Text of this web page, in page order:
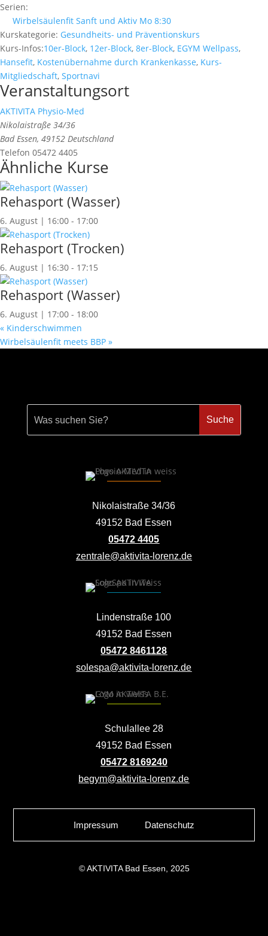
Serien:
Wirbelsäulenfit Sanft und Aktiv Mo 8:30
Kurskategorie: Gesundheits- und Präventionskurs
Kurs-Infos:10er-Block, 12er-Block, 8er-Block, EGYM Wellpass,
Hansefit, Kostenübernahme durch Krankenkasse, Kurs-
Mitgliedschaft, Sportnavi
Veranstaltungsort
AKTIVITA Physio-Med
Nikolaistraße 34/36
Bad Essen, 49152 Deutschland
Telefon 05472 4405
Ähnliche Kurse
Rehasport (Wasser)
6. August | 16:00 - 17:00
Rehasport (Trocken)
6. August | 16:30 - 17:15
Rehasport (Wasser)
6. August | 17:00 - 18:00
« Kinderschwimmen
Wirbelsäulenfit meets BBP »
Nikolaistraße 34/36
49152 Bad Essen
05472 4405
zentrale@aktivita-lorenz.de
Lindenstraße 100
49152 Bad Essen
05472 8461128
solespa@aktivita-lorenz.de
Schulallee 28
49152 Bad Essen
05472 8169240
begym@aktivita-lorenz.de
Impressum Datenschutz
© AKTIVITA Bad Essen, 2025